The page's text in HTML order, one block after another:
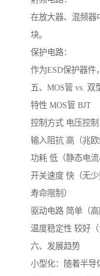
在放大器、混频器
块。
保护电路：
作为ESD保护器件
五、MOS管 vs. 双
特性 MOS管 BJT
控制方式 电压控
输入阻抗 高（兆欧
功耗 低（静态电流
开关速度 快（无
寿命限制）
驱动电路 简单（高
温度稳定性 较好
六、发展趋势
小型化：随着半导